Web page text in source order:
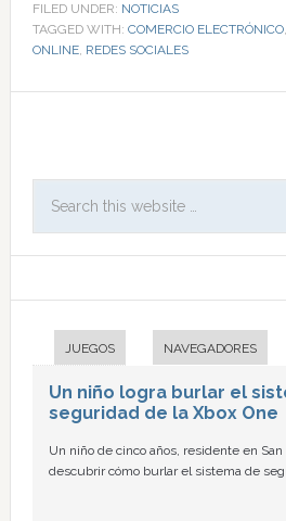
FILED UNDER: NOTICIAS
TAGGED WITH: COMERCIO ELECTRÓNICO,
ONLINE, REDES SOCIALES
JUEGOS NAVEGADORES
Un niño logra burlar el
seguridad de la Xbox One
Un niño de cinco años, residente en San
descubrir cómo burlar el sistema de